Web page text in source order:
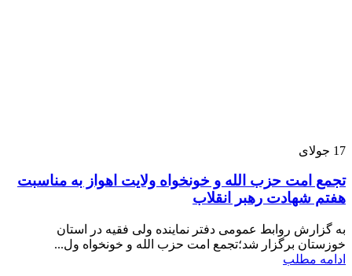
17 جولای
تجمع امت حزب الله و خونخواه ولایت اهواز به مناسبت
هفتم شهادت رهبر انقلاب
به گزارش روابط عمومی دفتر نماینده ولی فقیه در استان
خوزستان برگزار شد؛تجمع امت حزب الله و خونخواه ول...
ادامه مطلب